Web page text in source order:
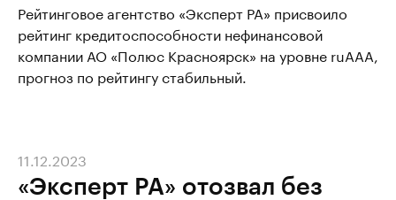
Рейтинговое агентство «Эксперт РА» присвоило
рейтинг кредитоспособности нефинансовой
компании АО «Полюс Красноярск» на уровне ruAAA,
прогноз по рейтингу стабильный.
«Эксперт РА» отозвал без
11.12.2023